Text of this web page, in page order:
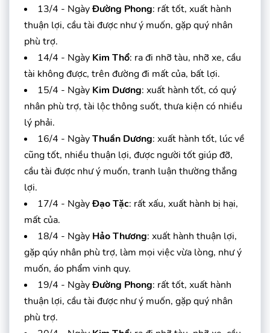
13/4 - NgàyĐường Phong: rất tốt, xuất hành
thuận lợi, cầu tài được như ý muốn, gặp quý nhân
phù trợ.
14/4 - Ngày Kim Thổ: ra đi nhỡ tàu, nhỡ xe, cầu
tài không được, trên đường đi mất của, bất lợi.
15/4 - Ngày Kim Dương: xuất hành tốt, có quý
nhân phù trợ, tài lộc thông suốt, thưa kiện có nhiều
lý phải.
16/4 - NgàyThuần Dương: xuất hành tốt, lúc về
cũng tốt, nhiều thuận lợi, được người tốt giúp đỡ,
cầu tài được như ý muốn, tranh luận thường thắng
lợi.
17/4 - NgàyĐạo Tặc: rất xấu, xuất hành bị hại,
mất của.
18/4 - Ngày Hảo Thương: xuất hành thuận lợi,
gặp qúy nhân phù trợ, làm mọi việc vừa lòng, như ý
muốn, áo phẩm vinh quy.
19/4 - NgàyĐường Phong: rất tốt, xuất hành
thuận lợi, cầu tài được như ý muốn, gặp quý nhân
phù trợ.